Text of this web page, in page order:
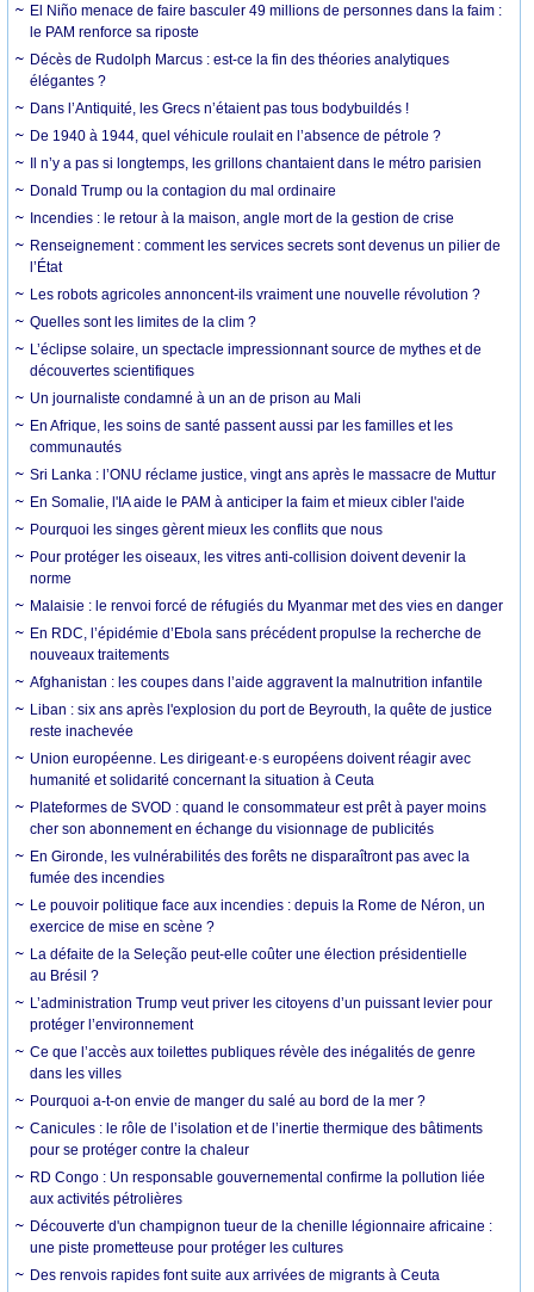
El Niño menace de faire basculer 49 millions de personnes dans la faim :
le PAM renforce sa riposte
Décès de Rudolph Marcus : est-ce la fin des théories analytiques
élégantes ?
Dans l’Antiquité, les Grecs n’étaient pas tous bodybuildés !
De 1940 à 1944, quel véhicule roulait en l’absence de pétrole ?
Il n’y a pas si longtemps, les grillons chantaient dans le métro parisien
Donald Trump ou la contagion du mal ordinaire
Incendies : le retour à la maison, angle mort de la gestion de crise
Renseignement : comment les services secrets sont devenus un pilier de
l’État
Les robots agricoles annoncent-ils vraiment une nouvelle révolution ?
Quelles sont les limites de la clim ?
L’éclipse solaire, un spectacle impressionnant source de mythes et de
découvertes scientifiques
Un journaliste condamné à un an de prison au Mali
En Afrique, les soins de santé passent aussi par les familles et les
communautés
Sri Lanka : l’ONU réclame justice, vingt ans après le massacre de Muttur
En Somalie, l'IA aide le PAM à anticiper la faim et mieux cibler l'aide
Pourquoi les singes gèrent mieux les conflits que nous
Pour protéger les oiseaux, les vitres anti-collision doivent devenir la
norme
Malaisie : le renvoi forcé de réfugiés du Myanmar met des vies en danger
En RDC, l’épidémie d’Ebola sans précédent propulse la recherche de
nouveaux traitements
Afghanistan : les coupes dans l’aide aggravent la malnutrition infantile
Liban : six ans après l'explosion du port de Beyrouth, la quête de justice
reste inachevée
Union européenne. Les dirigeant·e·s européens doivent réagir avec
humanité et solidarité concernant la situation à Ceuta
Plateformes de SVOD : quand le consommateur est prêt à payer moins
cher son abonnement en échange du visionnage de publicités
En Gironde, les vulnérabilités des forêts ne disparaîtront pas avec la
fumée des incendies
Le pouvoir politique face aux incendies : depuis la Rome de Néron, un
exercice de mise en scène ?
La défaite de la Seleção peut-elle coûter une élection présidentielle
au Brésil ?
L’administration Trump veut priver les citoyens d’un puissant levier pour
protéger l’environnement
Ce que l’accès aux toilettes publiques révèle des inégalités de genre
dans les villes
Pourquoi a-t-on envie de manger du salé au bord de la mer ?
Canicules : le rôle de l’isolation et de l’inertie thermique des bâtiments
pour se protéger contre la chaleur
RD Congo : Un responsable gouvernemental confirme la pollution liée
aux activités pétrolières
Découverte d'un champignon tueur de la chenille légionnaire africaine :
une piste prometteuse pour protéger les cultures
Des renvois rapides font suite aux arrivées de migrants à Ceuta